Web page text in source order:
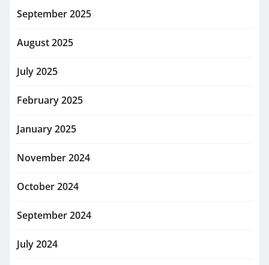
September 2025
August 2025
July 2025
February 2025
January 2025
November 2024
October 2024
September 2024
July 2024